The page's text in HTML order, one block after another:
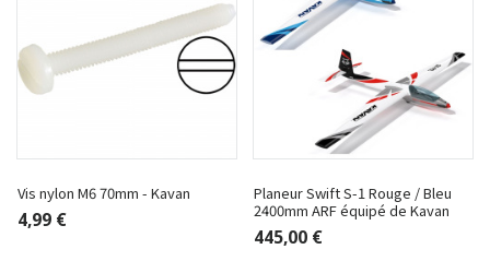
Vis nylon M6 70mm - Kavan
4,99 €
Planeur Swift S-1 Rouge / Bleu
2400mm ARF équipé de Kavan
445,00 €